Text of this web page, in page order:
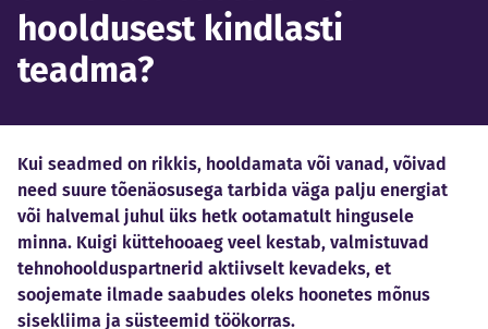
hooldusest kindlasti
teadma?
Kui seadmed on rikkis, hooldamata või vanad, võivad
need suure tõenäosusega tarbida väga palju energiat
või halvemal juhul üks hetk ootamatult hingusele
minna. Kuigi küttehooaeg veel kestab, valmistuvad
tehnohoolduspartnerid aktiivselt kevadeks, et
soojemate ilmade saabudes oleks hoonetes mõnus
sisekliima ja süsteemid töökorras.